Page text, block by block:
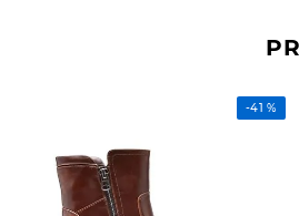
-41 %